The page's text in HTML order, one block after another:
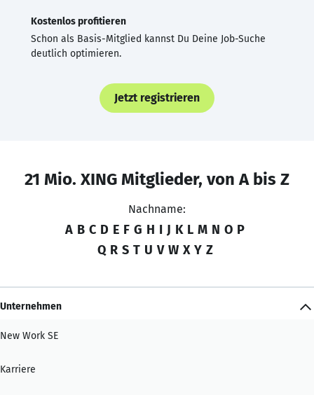
Kostenlos profitieren
Schon als Basis-Mitglied kannst Du Deine Job-Suche
deutlich optimieren.
Jetzt registrieren
21 Mio. XING Mitglieder, von A bis Z
Nachname:
A B C D E F G H I J K L M N O P
Q R S T U V W X Y Z
Unternehmen
New Work SE
Karriere